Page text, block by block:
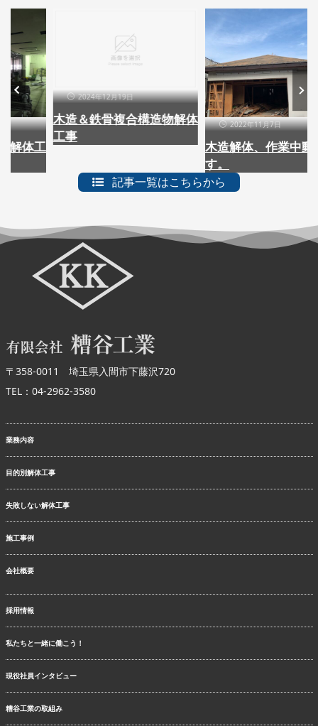
年12月19日
鉄骨複合構造物解体 2022年11月7日
木造解体、作業中動画で
2020
コロナ
記事一覧はこちらから
〒358-0011 埼玉県入間市下藤沢720
TEL：04-2962-3580
業務内容
目的別解体工事
失敗しない解体工事
施工事例
会社概要
採用情報
私たちと一緒に働こう！
現役社員インタビュー
糟谷工業の取組み